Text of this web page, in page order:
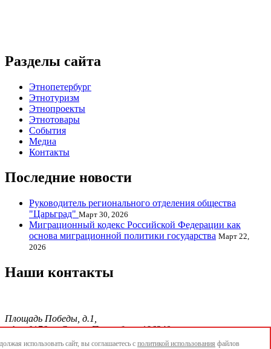
Разделы сайта
Этнопетербург
Этнотуризм
Этнопроекты
Этнотовары
События
Медиа
Контакты
Последние новости
Руководитель регионального отделения общества
"Царьград" Март 30, 2026
Миграционный кодекс Российской Федерации как
основа миграционной политики государства Март 22,
2026
Наши контакты
Площадь Победы, д.1,
офис 0176, г. Санкт-Петербург, 196240
тел./факс.:+7 904 856-09-12;
использовать сайт, вы соглашаетесь с политикой использования файлов